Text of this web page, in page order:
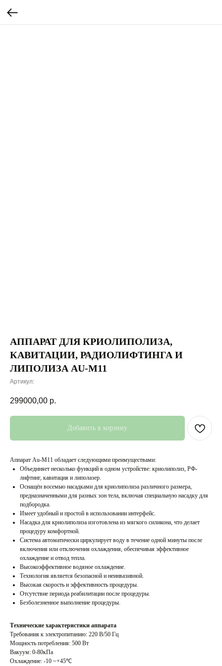
АППАРАТ ДЛЯ КРИОЛИПОЛИЗА,
КАВИТАЦИИ, РАДИОЛИФТИНГА И
ЛИПОЛИЗА AU-M11
Артикул:
299000,00 р.
Добавить в корзину
Аппарат Au-M11 обладает следующими преимуществами:
Объединяет несколько функций в одном устройстве: криолиполиз, РФ-
лифтинг, кавитация и липолазер.
Оснащён восемью насадками для криолиполиза различного размера,
предназначенными для разных зон тела, включая специальную насадку для
подбородка.
Имеет удобный и простой в использовании интерфейс.
Насадка для криолиполиза изготовлена из мягкого силикона, что делает
процедуру комфортной.
Система автоматически циркулирует воду в течение одной минуты после
включения или отключения охлаждения, обеспечивая эффективное
охлаждение и отвод тепла.
Высокоэффективное водяное охлаждение.
Технология является безопасной и неинвазивной.
Высокая скорость и эффективность процедуры.
Отсутствие периода реабилитации после процедуры.
Безболезненное выполнение процедуры.
Технические характеристики аппарата
Требования к электропитанию: 220 В/50 Гц
Мощность потребления: 500 Вт
Вакуум: 0-80кПа
Охлаждение: -10 ~+45℃